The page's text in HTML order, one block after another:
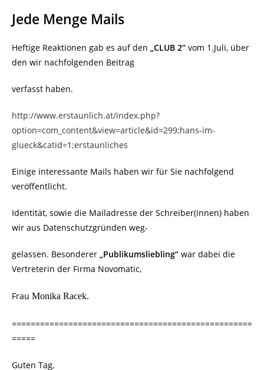
Jede Menge Mails
Heftige Reaktionen gab es auf den „CLUB 2“ vom 1.Juli, über
den wir nachfolgenden Beitrag
verfasst haben.
http://www.erstaunlich.at/index.php?
option=com_content&view=article&id=299;hans-im-
glueck&catid=1;erstaunliches
Einige interessante Mails haben wir für Sie nachfolgend
veröffentlicht.
Identität, sowie die Mailadresse der Schreiber(innen) haben
wir aus Datenschutzgründen weg-
gelassen. Besonderer „Publikumsliebling“ war dabei die
Vertreterin der Firma Novomatic,
Frau Monika Racek.
===================================================
=====
Guten Tag,